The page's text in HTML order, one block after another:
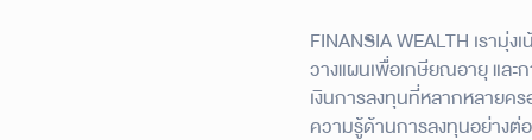
FINANSIA WEALTH เรามุ่
วางแผนเพื่อเกษียณอายุ แล
เงินการลงทุนที่หลากหลายค
ความรู้ด้านการลงทุนอย่างต่อ